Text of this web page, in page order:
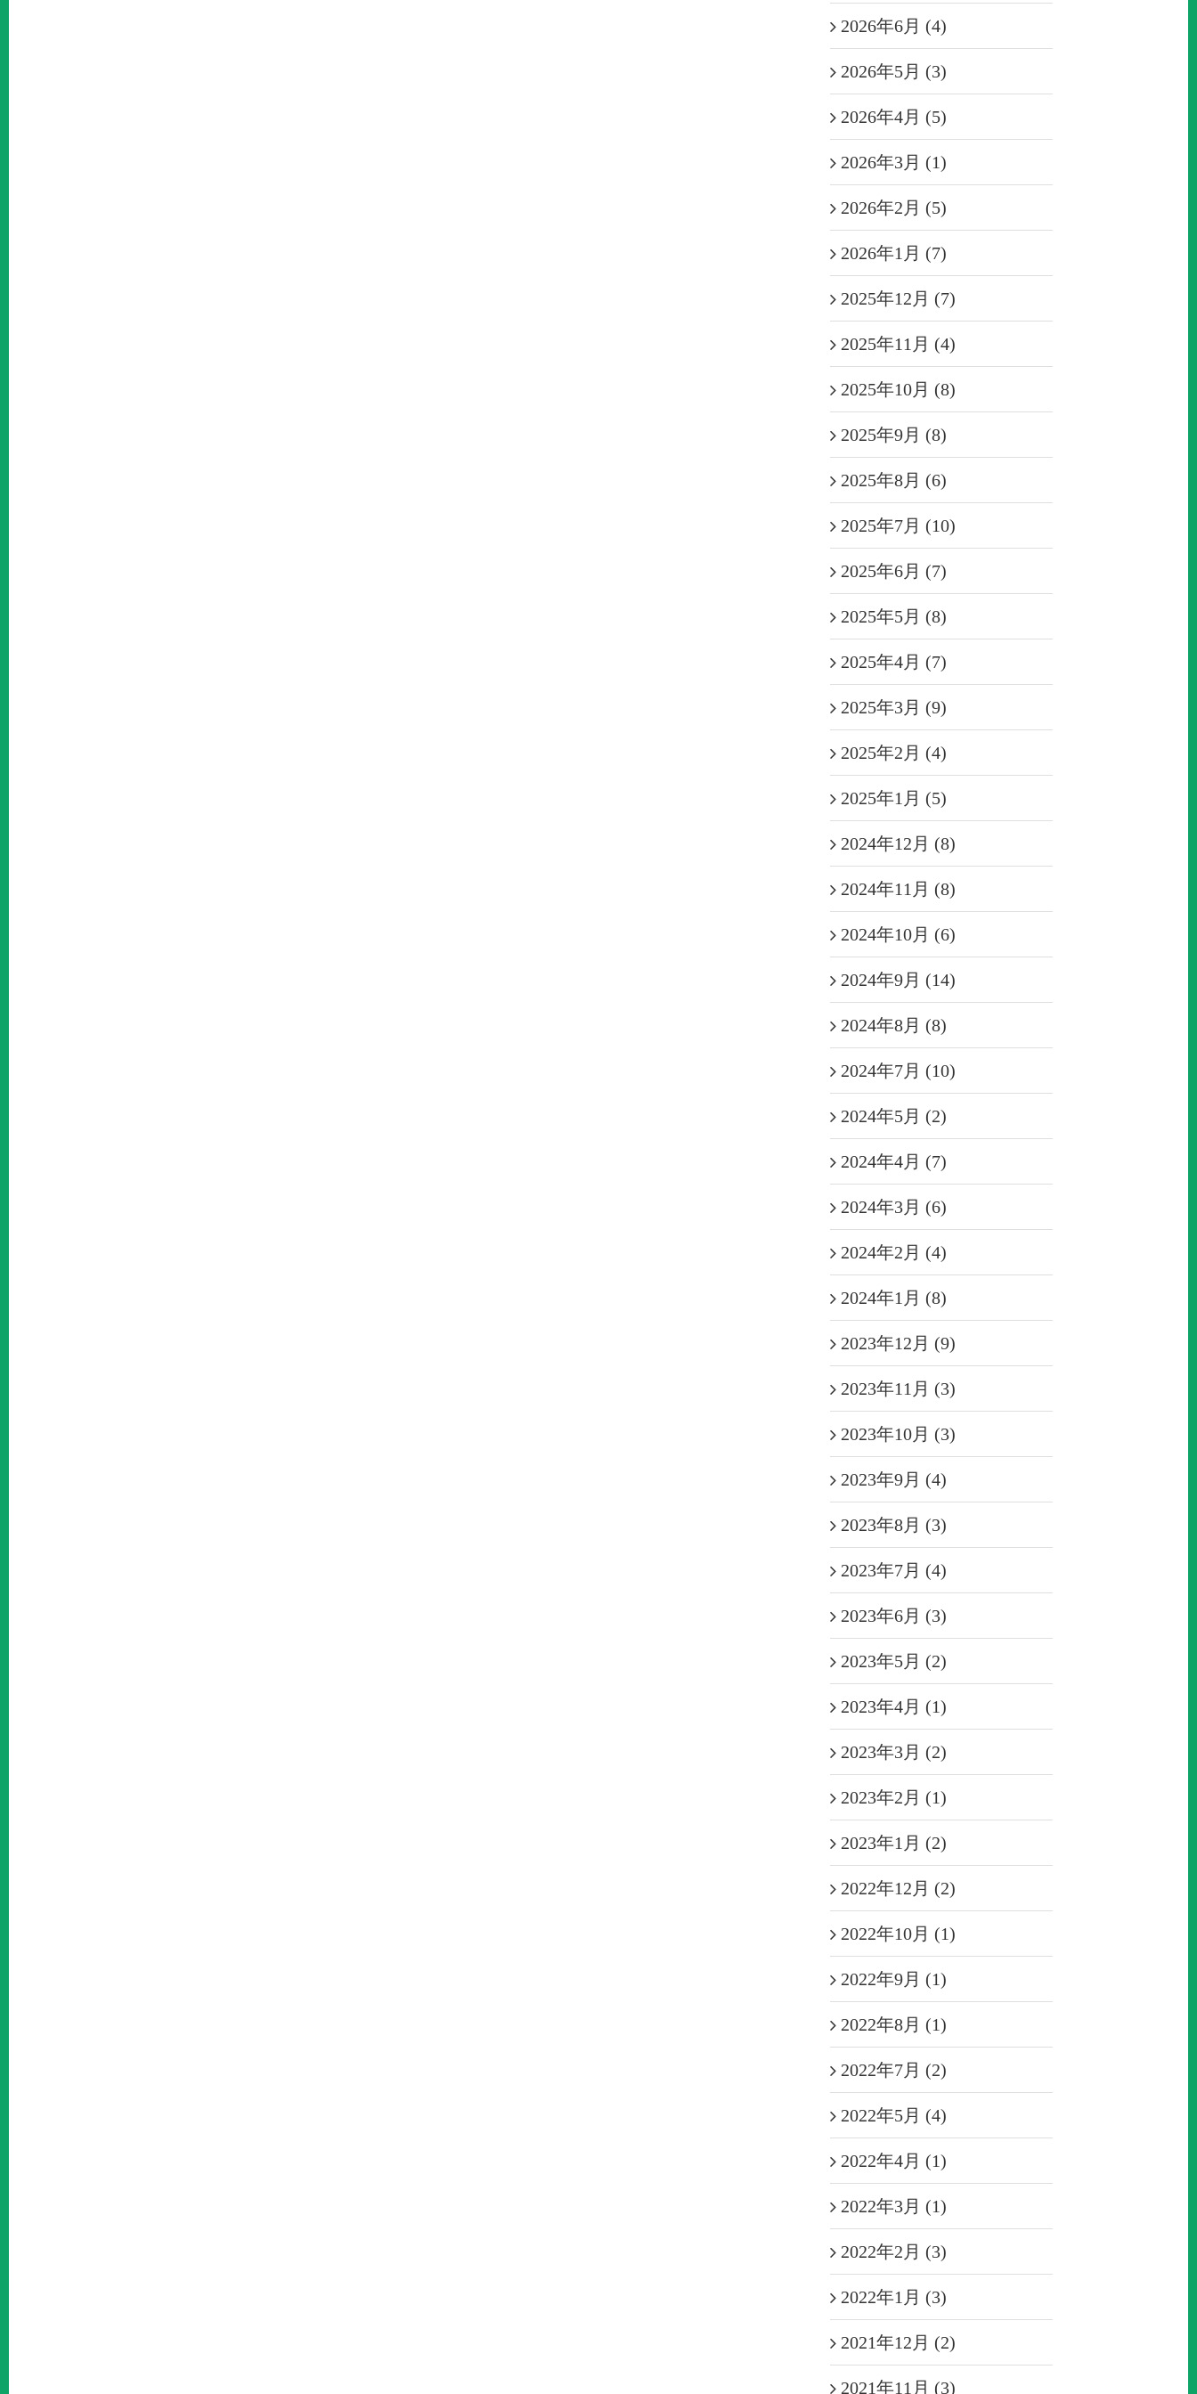
2026年6月 (4)
2026年5月 (3)
2026年4月 (5)
2026年3月 (1)
2026年2月 (5)
2026年1月 (7)
2025年12月 (7)
2025年11月 (4)
2025年10月 (8)
2025年9月 (8)
2025年8月 (6)
2025年7月 (10)
2025年6月 (7)
2025年5月 (8)
2025年4月 (7)
2025年3月 (9)
2025年2月 (4)
2025年1月 (5)
2024年12月 (8)
2024年11月 (8)
2024年10月 (6)
2024年9月 (14)
2024年8月 (8)
2024年7月 (10)
2024年5月 (2)
2024年4月 (7)
2024年3月 (6)
2024年2月 (4)
2024年1月 (8)
2023年12月 (9)
2023年11月 (3)
2023年10月 (3)
2023年9月 (4)
2023年8月 (3)
2023年7月 (4)
2023年6月 (3)
2023年5月 (2)
2023年4月 (1)
2023年3月 (2)
2023年2月 (1)
2023年1月 (2)
2022年12月 (2)
2022年10月 (1)
2022年9月 (1)
2022年8月 (1)
2022年7月 (2)
2022年5月 (4)
2022年4月 (1)
2022年3月 (1)
2022年2月 (3)
2022年1月 (3)
2021年12月 (2)
2021年11月 (3)